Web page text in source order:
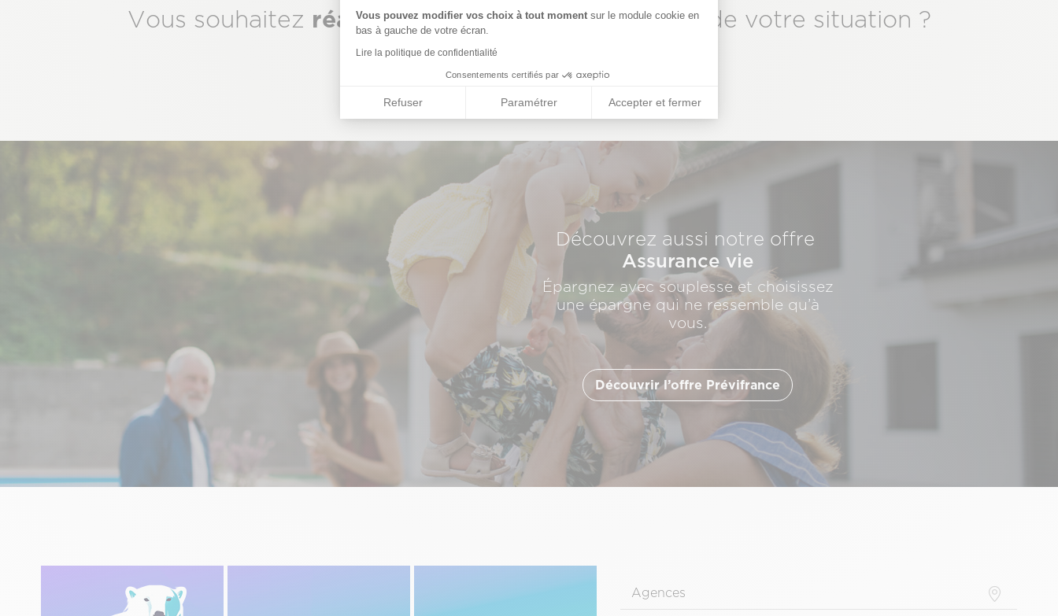
Vous pouvez modifier vos choix à tout moment sur le module cookie en
bas à gauche de votre écran.
Lire la politique de confidentialité
Consentements certifiés par
Refuser Paramétrer Accepter et fermer
Vous souhaitez réaliser une étude personnalisée de votre situation ?
J'y vais !
Découvrez aussi notre offre
Assurance vie
Épargnez avec souplesse et choisissez
une épargne qui ne ressemble qu’à
vous.
Découvrir l’offre Prévifrance
Menu
Agences